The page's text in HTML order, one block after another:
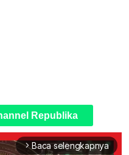
Republika
arrow_forward_ios Baca selengkapnya